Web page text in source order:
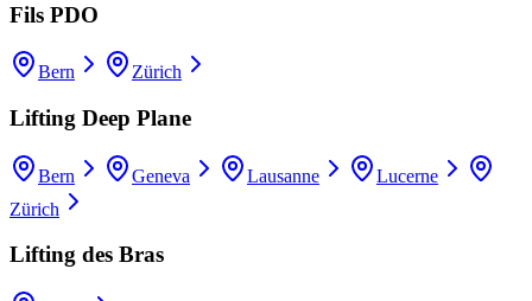
Fils PDO
Bern Zürich
Lifting Deep Plane
Bern Geneva Lausanne
Lucerne
Zürich
Lifting des Bras